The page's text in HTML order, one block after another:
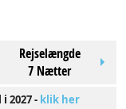
Rejselængde
7 Nætter
2027 - klik her